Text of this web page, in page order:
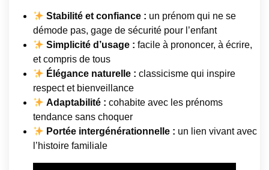
Stabilité et confiance : un prénom qui ne se
démode pas, gage de sécurité pour l’enfant
Simplicité d’usage : facile à prononcer, à écrire,
et compris de tous
Élégance naturelle : classicisme qui inspire
respect et bienveillance
Adaptabilité : cohabite avec les prénoms
tendance sans choquer
Portée intergénérationnelle : un lien vivant avec
l’histoire familiale